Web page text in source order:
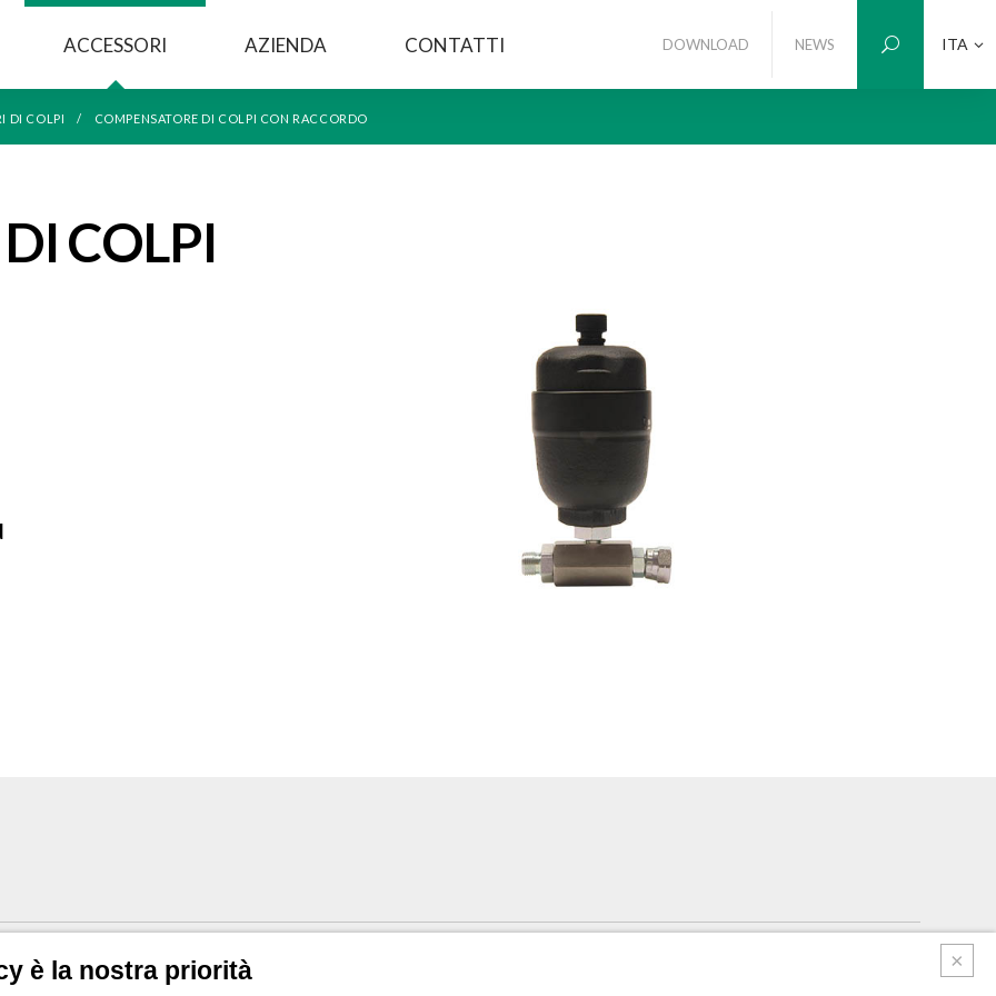
ACCESSORI AZIENDA CONTATTI DOWNLOAD NEWS ITA
DI COLPI COMPENSATORE DI COLPI CON RACCORDO
COLPI
completo di raccordo
è la nostra priorità